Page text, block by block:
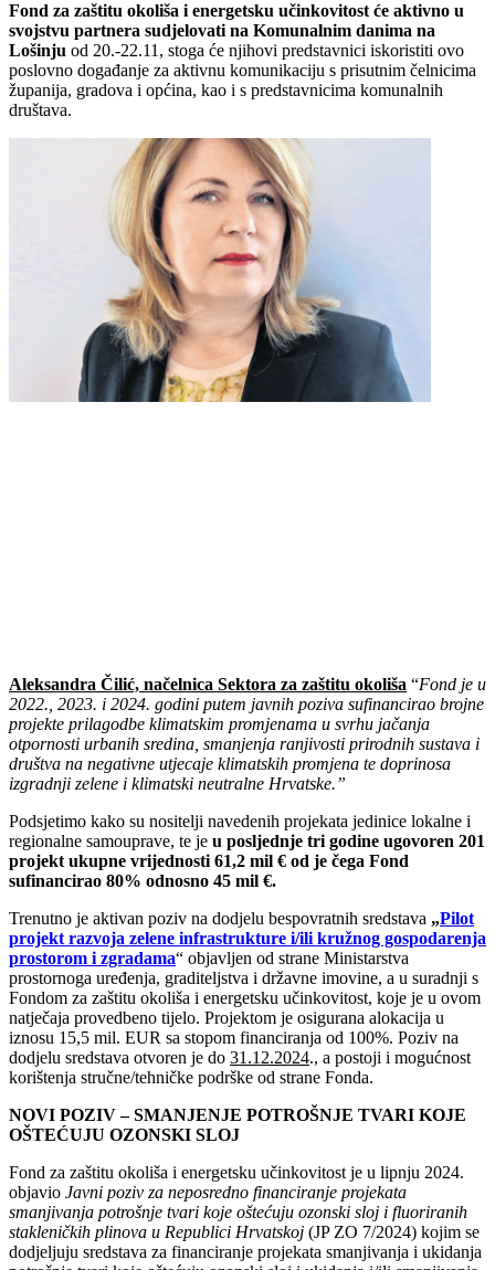
Fond za zaštitu okoliša i energetsku učinkovitost će aktivno u
svojstvu partnera sudjelovati na Komunalnim danima na
Lošinju od 20.-22.11, stoga će njihovi predstavnici iskoristiti ovo
poslovno događanje za aktivnu komunikaciju s prisutnim čelnicima
županija, gradova i općina, kao i s predstavnicima komunalnih
društava.
Aleksandra Čilić, načelnica Sektora za zaštitu okoliša “Fond je u
2022., 2023. i 2024. godini putem javnih poziva sufinancirao brojne
projekte prilagodbe klimatskim promjenama u svrhu jačanja
otpornosti urbanih sredina, smanjenja ranjivosti prirodnih sustava i
društva na negativne utjecaje klimatskih promjena te doprinosa
izgradnji zelene i klimatski neutralne Hrvatske.”
Podsjetimo kako su nositelji navedenih projekata jedinice lokalne i
regionalne samouprave, te je u posljednje tri godine ugovoren 201
projekt ukupne vrijednosti 61,2 mil € od je čega Fond
sufinancirao 80% odnosno 45 mil €.
Trenutno je aktivan poziv na dodjelu bespovratnih sredstava „Pilot
projekt razvoja zelene infrastrukture i/ili kružnog gospodarenja
prostorom i zgradama“ objavljen od strane Ministarstva
prostornoga uređenja, graditeljstva i državne imovine, a u suradnji s
Fondom za zaštitu okoliša i energetsku učinkovitost, koje je u ovom
natječaja provedbeno tijelo. Projektom je osigurana alokacija u
iznosu 15,5 mil. EUR sa stopom financiranja od 100%. Poziv na
dodjelu sredstava otvoren je do 31.12.2024., a postoji i mogućnost
korištenja stručne/tehničke podrške od strane Fonda.
NOVI POZIV – SMANJENJE POTROŠNJE TVARI KOJE
OŠTEĆUJU OZONSKI SLOJ
Fond za zaštitu okoliša i energetsku učinkovitost je u lipnju 2024.
objavio Javni poziv za neposredno financiranje projekata
smanjivanja potrošnje tvari koje oštećuju ozonski sloj i fluoriranih
stakleničkih plinova u Republici Hrvatskoj (JP ZO 7/2024) kojim se
dodjeljuju sredstava za financiranje projekata smanjivanja i ukidanja